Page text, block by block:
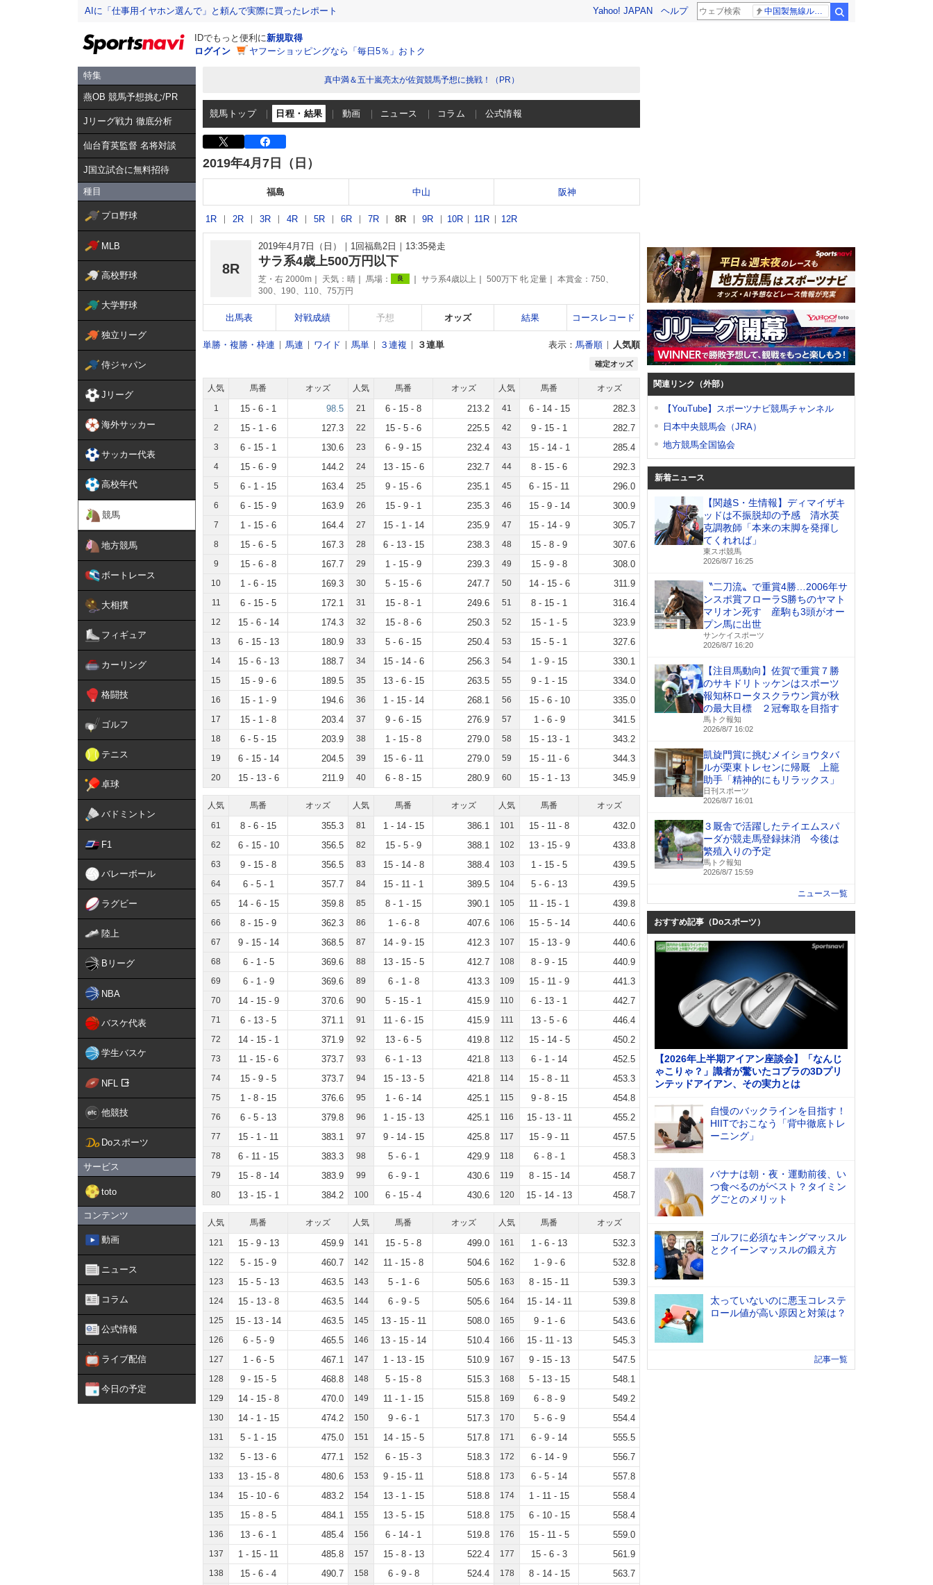
AIに「仕事用イヤホン選んで」と頼んで実際に買ったレポート Yahoo! JAPAN ヘルプ
IDでもっと便利に新規取得
ログイン
ヤフーショッピングなら「毎日5％」おトク
特集
燕OB 競馬予想挑む/PR
Jリーグ戦力 徹底分析
仙台育英監督 名将対談
J国立試合に無料招待
種目
プロ野球
MLB
高校野球
大学野球
独立リーグ
侍ジャパン
Jリーグ
海外サッカー
サッカー代表
高校年代
競馬
地方競馬
ボートレース
大相撲
フィギュア
カーリング
格闘技
ゴルフ
テニス
卓球
バドミントン
F1
バレーボール
ラグビー
陸上
Bリーグ
NBA
バスケ代表
学生バスケ
NFL
他競技
Doスポーツ
サービス
toto
コンテンツ
動画
ニュース
コラム
公式情報
ライブ配信
今日の予定
真中満＆五十嵐亮太が佐賀競馬予想に挑戦！（PR）
競馬トップ 日程・結果 動画 ニュース コラム 公式情報
2019年4月7日（日）
福島 中山 阪神
1R 2R 3R 4R 5R 6R 7R 8R 9R 10R 11R 12R
8R
2019年4月7日（日） 1回福島2日 13:35発走
サラ系4歳上500万円以下
芝・右 2000m 天気： 晴 馬場： 良 サラ系4歳以上 500万下 牝 定量
本賞金：750、
300、190、110、75万円
出馬表 対戦成績 予想 オッズ 結果 コースレコード
単勝・複勝・枠連 馬連 ワイド 馬単 ３連複 ３連単 表示： 馬番順 人気順
確定オッズ
人気 馬番 オッズ
1 15 - 6 - 1 98.5
2 15 - 1 - 6 127.3
3 6 - 15 - 1 130.6
4 15 - 6 - 9 144.2
5 6 - 1 - 15 163.4
6 6 - 15 - 9 163.9
7 1 - 15 - 6 164.4
8 15 - 6 - 5 167.3
9 15 - 6 - 8 167.7
10 1 - 6 - 15 169.3
11 6 - 15 - 5 172.1
12 15 - 6 - 14 174.3
13 6 - 15 - 13 180.9
14 15 - 6 - 13 188.7
15 15 - 9 - 6 189.5
16 15 - 1 - 9 194.6
17 15 - 1 - 8 203.4
18 6 - 5 - 15 203.9
19 6 - 15 - 14 204.5
20 15 - 13 - 6 211.9
人気 馬番 オッズ
21 6 - 15 - 8 213.2
22 15 - 5 - 6 225.5
23 6 - 9 - 15 232.4
24 13 - 15 - 6 232.7
25 9 - 15 - 6 235.1
26 15 - 9 - 1 235.3
27 15 - 1 - 14 235.9
28 6 - 13 - 15 238.3
29 1 - 15 - 9 239.3
30 5 - 15 - 6 247.7
31 15 - 8 - 1 249.6
32 15 - 8 - 6 250.3
33 5 - 6 - 15 250.4
34 15 - 14 - 6 256.3
35 13 - 6 - 15 263.5
36 1 - 15 - 14 268.1
37 9 - 6 - 15 276.9
38 1 - 15 - 8 279.0
39 15 - 6 - 11 279.0
40 6 - 8 - 15 280.9
人気 馬番 オッズ
41 6 - 14 - 15 282.3
42 9 - 15 - 1 282.7
43 15 - 14 - 1 285.4
44 8 - 15 - 6 292.3
45 6 - 15 - 11 296.0
46 15 - 9 - 14 300.9
47 15 - 14 - 9 305.7
48 15 - 8 - 9 307.6
49 15 - 9 - 8 308.0
50 14 - 15 - 6 311.9
51 8 - 15 - 1 316.4
52 15 - 1 - 5 323.9
53 15 - 5 - 1 327.6
54 1 - 9 - 15 330.1
55 9 - 1 - 15 334.0
56 15 - 6 - 10 335.0
57 1 - 6 - 9 341.5
58 15 - 13 - 1 343.2
59 15 - 11 - 6 344.3
60 15 - 1 - 13 345.9
人気 馬番 オッズ
61 8 - 6 - 15 355.3
62 6 - 15 - 10 356.5
63 9 - 15 - 8 356.5
64 6 - 5 - 1 357.7
65 14 - 6 - 15 359.8
66 8 - 15 - 9 362.3
67 9 - 15 - 14 368.5
68 6 - 1 - 5 369.6
69 6 - 1 - 9 369.6
70 14 - 15 - 9 370.6
71 6 - 13 - 5 371.1
72 14 - 15 - 1 371.9
73 11 - 15 - 6 373.7
74 15 - 9 - 5 373.7
75 1 - 8 - 15 376.6
76 6 - 5 - 13 379.8
77 15 - 1 - 11 383.1
78 6 - 11 - 15 383.3
79 15 - 8 - 14 383.9
80 13 - 15 - 1 384.2
人気 馬番 オッズ
81 1 - 14 - 15 386.1
82 15 - 5 - 9 388.1
83 15 - 14 - 8 388.4
84 15 - 11 - 1 389.5
85 8 - 1 - 15 390.1
86 1 - 6 - 8 407.6
87 14 - 9 - 15 412.3
88 13 - 15 - 5 412.7
89 6 - 1 - 8 413.3
90 5 - 15 - 1 415.9
91 11 - 6 - 15 415.9
92 13 - 6 - 5 419.8
93 6 - 1 - 13 421.8
94 15 - 13 - 5 421.8
95 1 - 6 - 14 425.1
96 1 - 15 - 13 425.1
97 9 - 14 - 15 425.8
98 5 - 6 - 1 429.9
99 6 - 9 - 1 430.6
100 6 - 15 - 4 430.6
人気 馬番 オッズ
101 15 - 11 - 8 432.0
102 13 - 15 - 9 433.8
103 1 - 15 - 5 439.5
104 5 - 6 - 13 439.5
105 11 - 15 - 1 439.8
106 15 - 5 - 14 440.6
107 15 - 13 - 9 440.6
108 8 - 9 - 15 440.9
109 15 - 11 - 9 441.3
110 6 - 13 - 1 442.7
111 13 - 5 - 6 446.4
112 15 - 14 - 5 450.2
113 6 - 1 - 14 452.5
114 15 - 8 - 11 453.3
115 9 - 8 - 15 454.8
116 15 - 13 - 11 455.2
117 15 - 9 - 11 457.5
118 6 - 8 - 1 458.3
119 8 - 15 - 14 458.7
120 15 - 14 - 13 458.7
人気 馬番 オッズ
121 15 - 9 - 13 459.9
122 5 - 15 - 9 460.7
123 15 - 5 - 13 463.5
124 15 - 13 - 8 463.5
125 15 - 13 - 14 463.5
126 6 - 5 - 9 465.5
127 1 - 6 - 5 467.1
128 9 - 15 - 5 468.8
129 14 - 15 - 8 470.0
130 14 - 1 - 15 474.2
131 5 - 1 - 15 475.0
132 5 - 13 - 6 477.1
133 13 - 15 - 8 480.6
134 15 - 10 - 6 483.2
135 15 - 8 - 5 484.1
136 13 - 6 - 1 485.4
137 1 - 15 - 11 485.8
138 15 - 6 - 4 490.7
人気 馬番 オッズ
141 15 - 5 - 8 499.0
142 11 - 15 - 8 504.6
143 5 - 1 - 6 505.6
144 6 - 9 - 5 505.6
145 13 - 15 - 11 508.0
146 13 - 15 - 14 510.4
147 1 - 13 - 15 510.9
148 5 - 15 - 8 515.3
149 11 - 1 - 15 515.8
150 9 - 6 - 1 517.3
151 14 - 15 - 5 517.8
152 6 - 15 - 3 518.3
153 9 - 15 - 11 518.8
154 13 - 1 - 15 518.8
155 13 - 5 - 15 518.8
156 6 - 14 - 1 519.8
157 15 - 8 - 13 522.4
158 6 - 9 - 8 524.4
人気 馬番 オッズ
161 1 - 6 - 13 532.3
162 1 - 9 - 6 532.8
163 8 - 15 - 11 539.3
164 15 - 14 - 11 539.8
165 9 - 1 - 6 543.6
166 15 - 11 - 13 545.3
167 9 - 15 - 13 547.5
168 5 - 13 - 15 548.1
169 6 - 8 - 9 549.2
170 5 - 6 - 9 554.4
171 6 - 9 - 14 555.5
172 6 - 14 - 9 556.7
173 6 - 5 - 14 557.8
174 1 - 11 - 15 558.4
175 6 - 10 - 15 558.4
176 15 - 11 - 5 559.0
177 15 - 6 - 3 561.9
178 8 - 14 - 15 563.7
関連リンク（外部）
【YouTube】スポーツナビ競馬チャンネル
日本中央競馬会（JRA）
地方競馬全国協会
新着ニュース
【関越S・生情報】ディマイザキ
ッドは不振脱却の予感 清水英
克調教師「本来の末脚を発揮し
てくれれば」
東スポ競馬
2026/8/7 16:25
〝二刀流〟で重賞4勝…2006年サ
ンスポ賞フローラS勝ちのヤマト
マリオン死す 産駒も3頭がオー
プン馬に出世
サンケイスポーツ
2026/8/7 16:20
【注目馬動向】佐賀で重賞７勝
のサキドリトッケンはスポーツ
報知杯ロータスクラウン賞が秋
の最大目標 ２冠奪取を目指す
馬トク報知
2026/8/7 16:02
凱旋門賞に挑むメイショウタバ
ルが栗東トレセンに帰厩 上籠
助手「精神的にもリラックス」
日刊スポーツ
2026/8/7 16:01
３厩舎で活躍したテイエムスパ
ーダが競走馬登録抹消 今後は
繁殖入りの予定
馬トク報知
2026/8/7 15:59
ニュース一覧
おすすめ記事（Doスポーツ）
【2026年上半期アイアン座談会】「なんじ
ゃこりゃ？」識者が驚いたコブラの3Dプリ
ンテッドアイアン、その実力とは
自慢のバックラインを目指す！
HIITでおこなう「背中徹底トレ
ーニング」
バナナは朝・夜・運動前後、い
つ食べるのがベスト？タイミン
グごとのメリット
ゴルフに必須なキングマッスル
とクイーンマッスルの鍛え方
太っていないのに悪玉コレステ
ロール値が高い原因と対策は？
記事一覧